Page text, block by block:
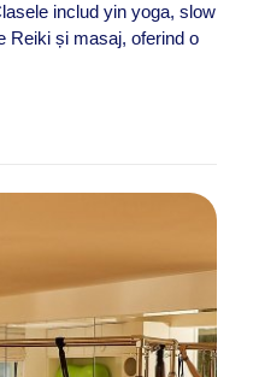
includ yin yoga, slow
Reiki și masaj, oferind o